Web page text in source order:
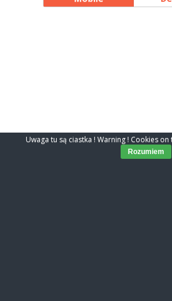
Uwaga tu są ciastka ! Warning ! Cookies on
Rozumiem